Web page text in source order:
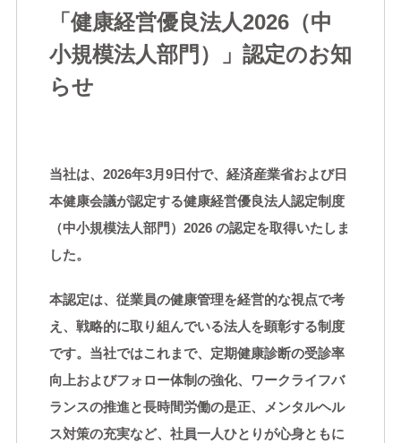
「健康経営優良法人2026（中
小規模法人部門）」認定のお知
らせ
当社は、2026年3月9日付で、経済産業省および日
本健康会議が認定する健康経営優良法人認定制度
（中小規模法人部門）2026 の認定を取得いたしま
した。
本認定は、従業員の健康管理を経営的な視点で考
え、戦略的に取り組んでいる法人を顕彰する制度
です。当社ではこれまで、定期健康診断の受診率
向上およびフォロー体制の強化、ワークライフバ
ランスの推進と長時間労働の是正、メンタルヘル
ス対策の充実など、社員一人ひとりが心身ともに